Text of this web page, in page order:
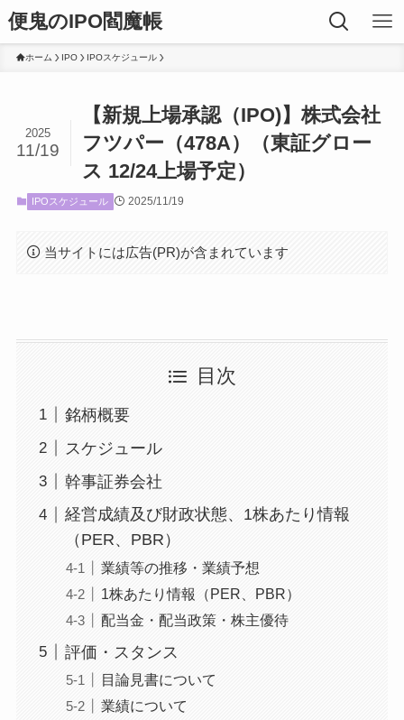
便鬼のIPO閻魔帳
ホーム IPO IPOスケジュール
【新規上場承認（IPO)】株式会社
フツパー（478A）（東証グロー
ス 12/24上場予定）
2025
11/19
IPOスケジュール 2025/11/19
当サイトには広告(PR)が含まれています
目次
銘柄概要
スケジュール
幹事証券会社
経営成績及び財政状態、1株あたり情報
（PER、PBR）
業績等の推移・業績予想
1株あたり情報（PER、PBR）
配当金・配当政策・株主優待
評価・スタンス
目論見書について
業績について